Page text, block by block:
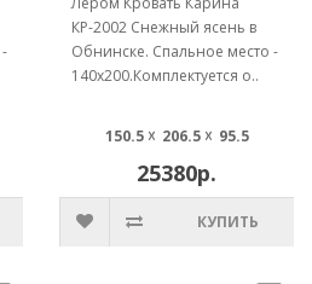
КР-2002 Снежный ясень в
Обнинске. Спальное место -
140х200.Комплектуется о..
150.5 ☓ 206.5 ☓ 95.5
25380р.
КУПИТЬ